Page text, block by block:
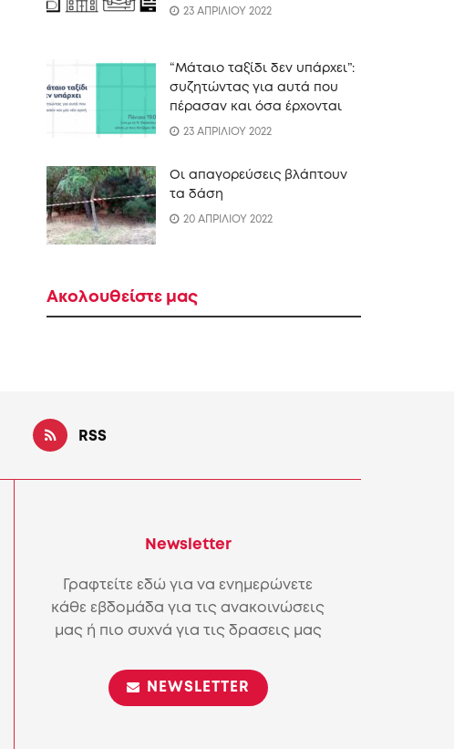
23 ΑΠΡΙΛΙΟΥ 2022
“Mάταιο ταξίδι δεν υπάρχει”:
συζητώντας για αυτά που
πέρασαν και όσα έρχονται
23 ΑΠΡΙΛΙΟΥ 2022
Οι απαγορεύσεις βλάπτουν
τα δάση
20 ΑΠΡΙΛΙΟΥ 2022
Ακολουθείστε μας
RSS
Newsletter
Γραφτείτε εδώ για να ενημερώνετε
κάθε εβδομάδα για τις ανακοινώσεις
μας ή πιο συχνά για τις δρασεις μας
NEWSLETTER